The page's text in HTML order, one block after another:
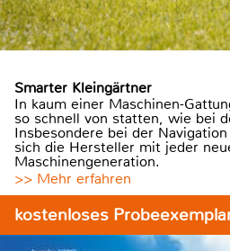
Smarter Kleingärtner
In kaum einer Maschinen-
so schnell von statten, wie bei
Insbesondere bei der
sich die Hersteller mit jeder
Maschinengeneration.
>> Mehr erfahren
kostenloses